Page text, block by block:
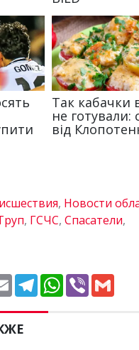
, Новости
, ГСЧС, Спасатели,
E
m
a
i
l
T
e
e
W
h
a
V
b